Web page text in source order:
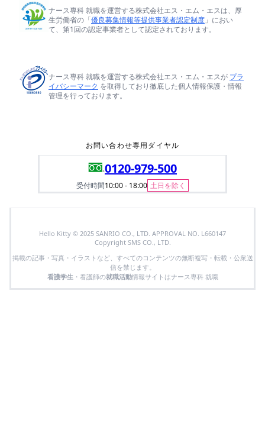
ナース専科 就職を運営する株式会社エス・エム・エスは、厚
生労働省の「優良募集情報等提供事業者認定制度 」におい
て、第1回の認定事業者として認定されております。
ナース専科 就職を運営する株式会社エス・エム・エスが プラ
イバシーマーク を取得しており徹底した個人情報保護・情報
管理を行っております。
お問い合わせ専用ダイヤル
0120-979-500
受付時間10:00 - 18:00 土日を除く
Hello Kitty © 2025 SANRIO CO., LTD. APPROVAL NO. L660147
Copyright SMS CO., LTD.
掲載の記事・写真・イラストなど、すべてのコンテンツの無断複写・転載・公衆送
信を禁じます。
看護学生・看護師の就職活動情報サイトはナース専科 就職